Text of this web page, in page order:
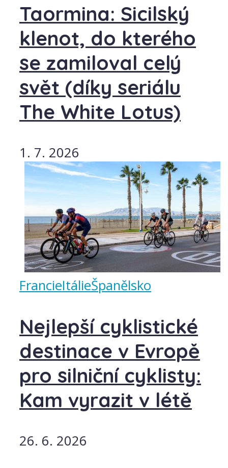
Taormina: Sicilský
klenot, do kterého
se zamiloval celý
svět (díky seriálu
The White Lotus)
1. 7. 2026
FrancieItálieŠpanělsko
Nejlepší cyklistické
destinace v Evropě
pro silniční cyklisty:
Kam vyrazit v létě
26. 6. 2026